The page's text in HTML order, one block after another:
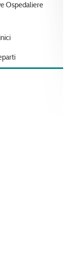
Ospedaliere